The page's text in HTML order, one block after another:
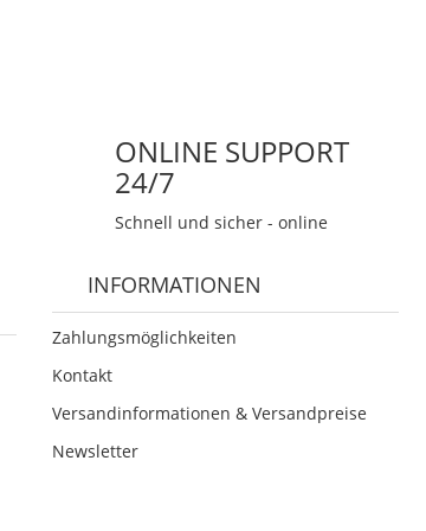
ONLINE SUPPORT
24/7
Schnell und sicher - online
INFORMATIONEN
Zahlungsmöglichkeiten
Kontakt
Versandinformationen & Versandpreise
Newsletter